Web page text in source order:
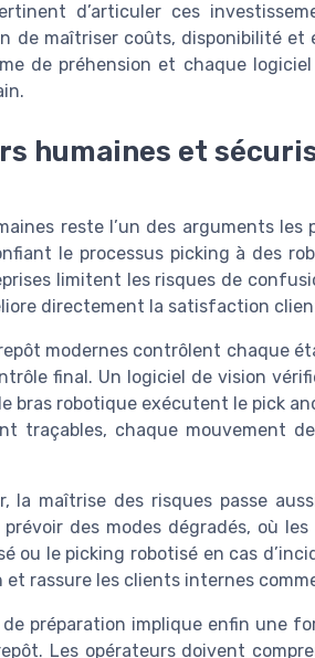
d’articuler ces
de maîtriser coûts, disponibilité
de préhension et chaque
humaines et
reste l’un des arguments
le processus picking à des
limitent les risques de
directement la satisfaction
modernes contrôlent chaque
final. Un logiciel de vision
bras robotique exécutent le pick
traçables, chaque mouvement
la maîtrise des risques passe
des modes dégradés, où
ou le picking robotisé en cas
et rassure les clients internes
préparation implique enfin une
Les opérateurs doivent